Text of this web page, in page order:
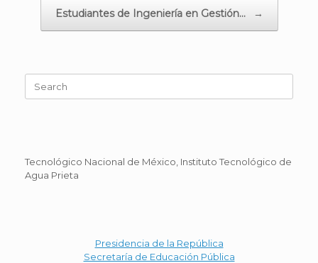
Estudiantes de Ingeniería en Gestión… →
for:
Tecnológico Nacional de México, Instituto Tecnológico de
Agua Prieta
Presidencia de la República
Secretaría de Educación Pública